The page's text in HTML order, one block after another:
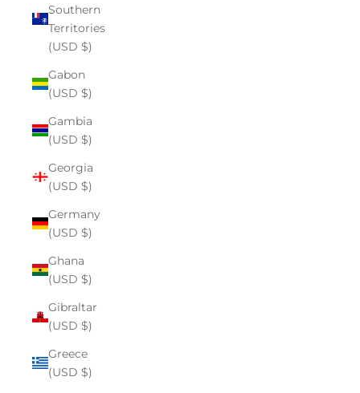
Southern
Territories
(USD $)
Gabon
(USD $)
Gambia
(USD $)
Georgia
(USD $)
Germany
(USD $)
Ghana
(USD $)
Gibraltar
(USD $)
Greece
(USD $)